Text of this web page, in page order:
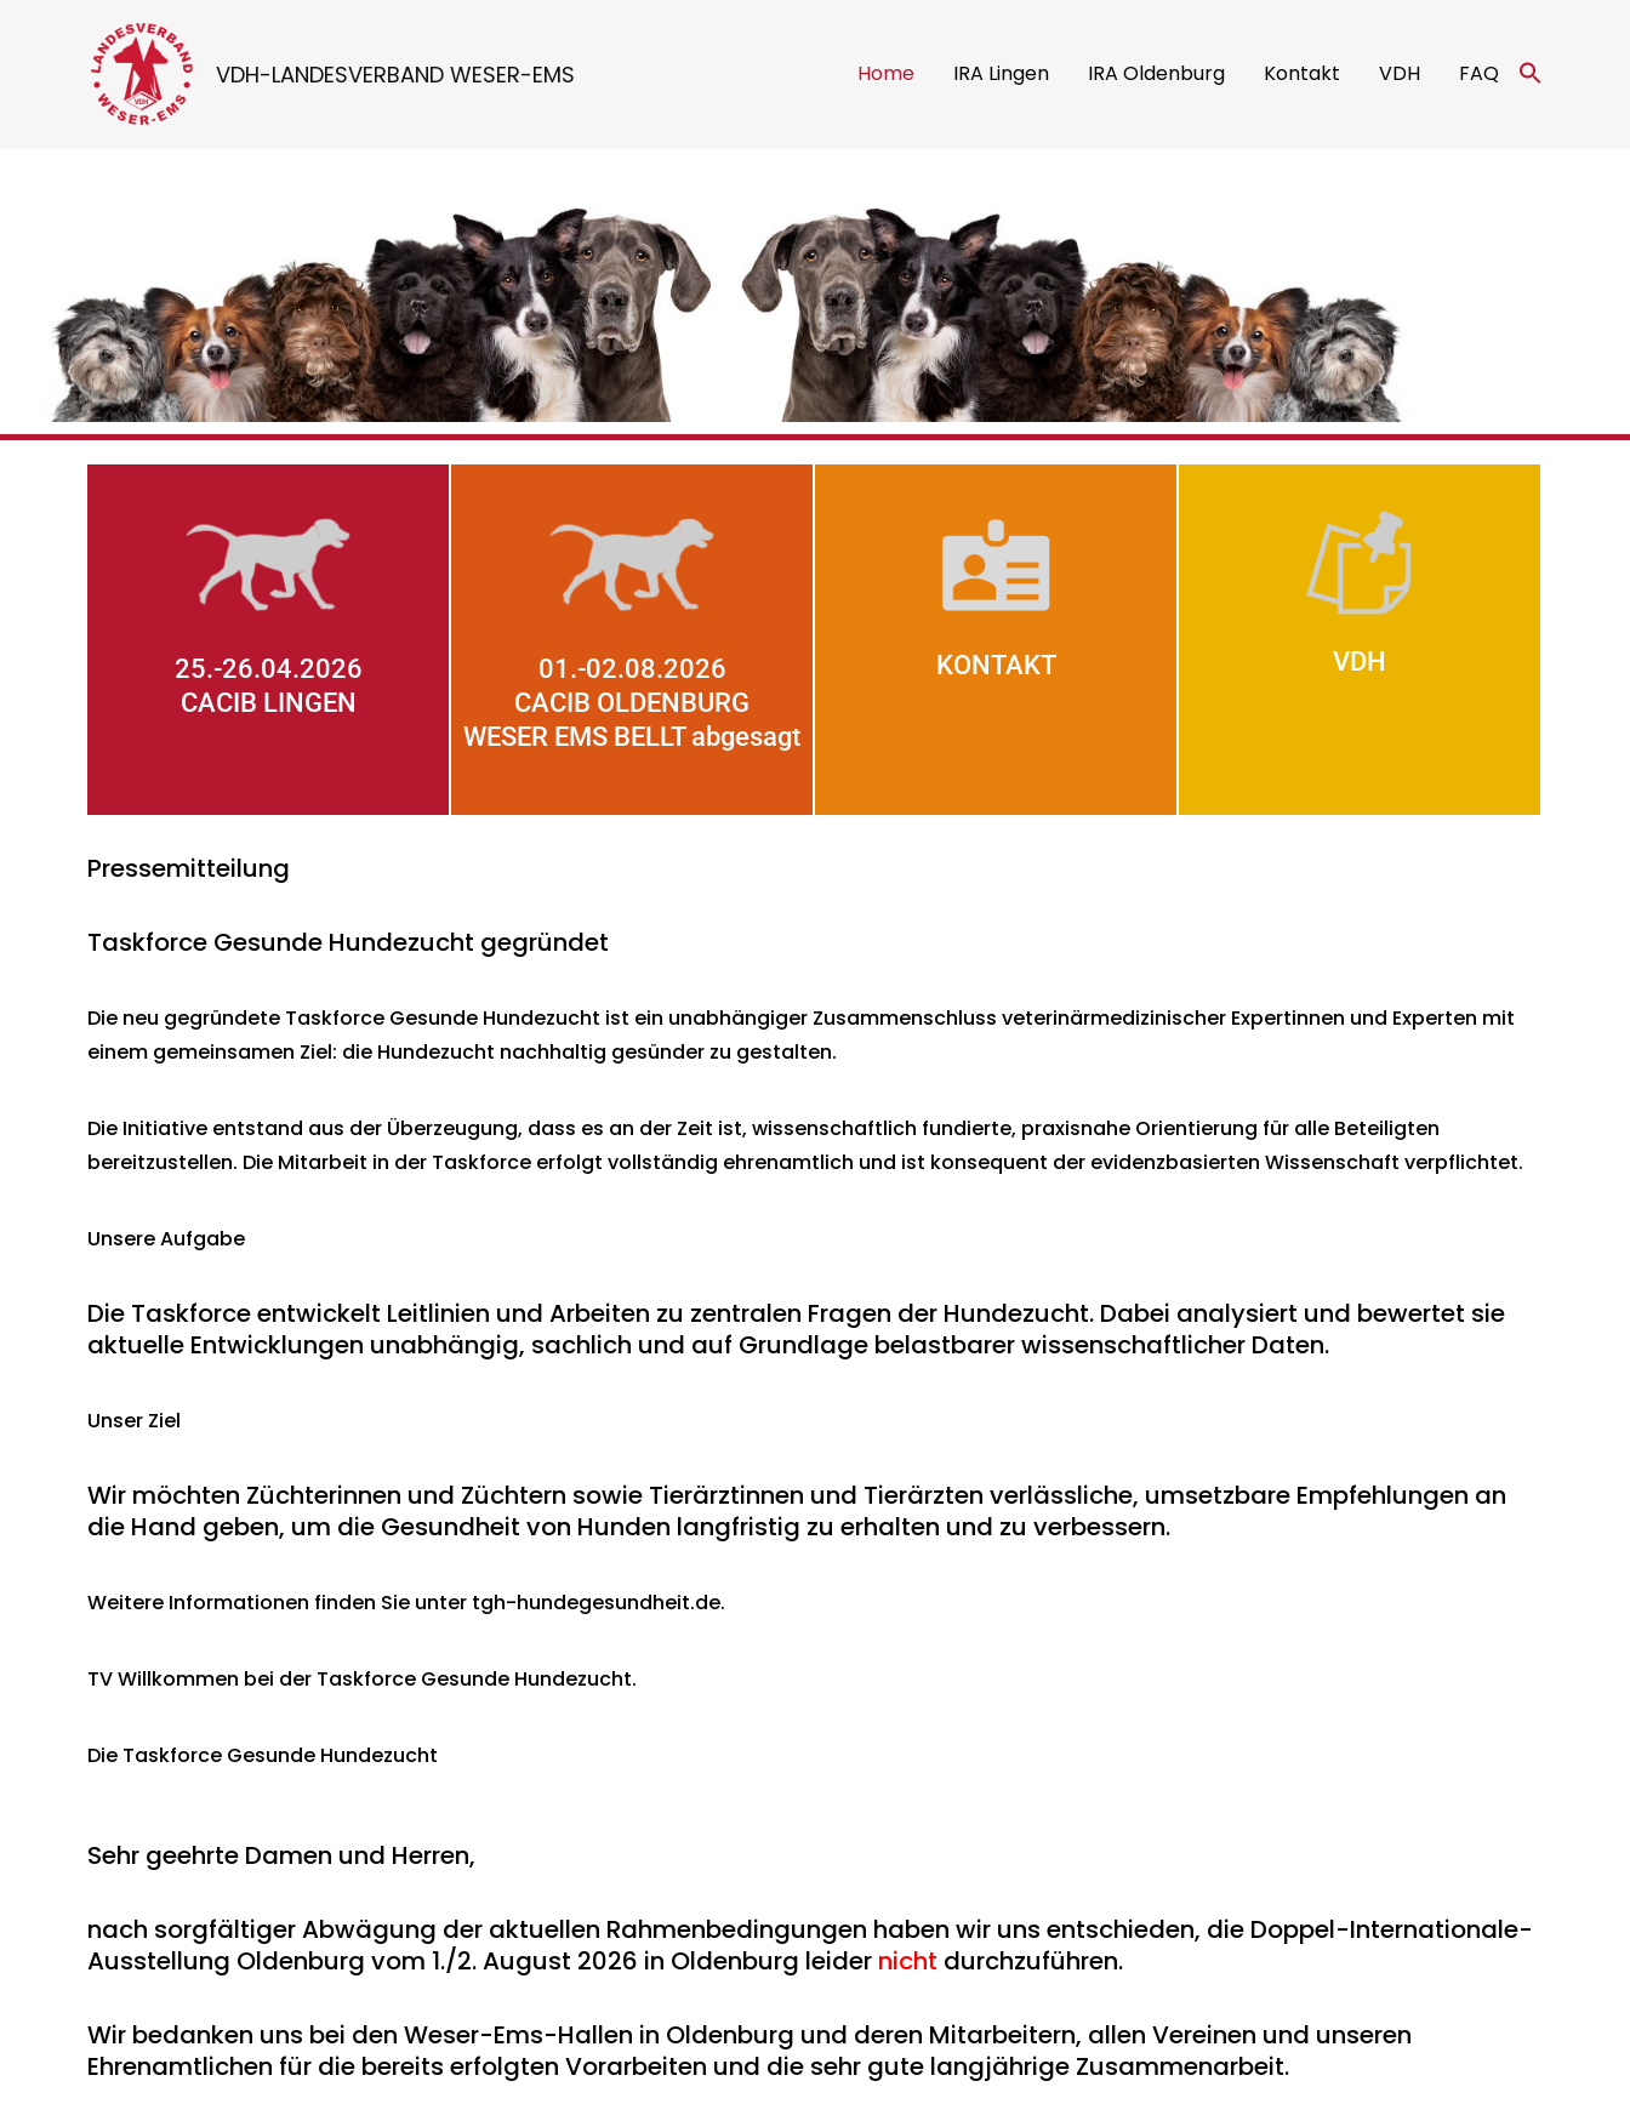
VDH-LANDESVERBAND WESER-EMS Home IRA Lingen IRA Oldenburg Kontakt VDH FAQ
25.-26.04.2026
CACIB LINGEN
01.-02.08.2026
CACIB OLDENBURG
WESER EMS BELLT abgesagt
KONTAKT VDH
Pressemitteilung
Taskforce Gesunde Hundezucht gegründet
Die neu gegründete Taskforce Gesunde Hundezucht ist ein unabhängiger Zusammenschluss veterinärmedizinischer Expertinnen und Experten mit
einem gemeinsamen Ziel: die Hundezucht nachhaltig gesünder zu gestalten.
Die Initiative entstand aus der Überzeugung, dass es an der Zeit ist, wissenschaftlich fundierte, praxisnahe Orientierung für alle Beteiligten
bereitzustellen. Die Mitarbeit in der Taskforce erfolgt vollständig ehrenamtlich und ist konsequent der evidenzbasierten Wissenschaft verpflichtet.
Unsere Aufgabe
Die Taskforce entwickelt Leitlinien und Arbeiten zu zentralen Fragen der Hundezucht. Dabei analysiert und bewertet sie
aktuelle Entwicklungen unabhängig, sachlich und auf Grundlage belastbarer wissenschaftlicher Daten.
Unser Ziel
Wir möchten Züchterinnen und Züchtern sowie Tierärztinnen und Tierärzten verlässliche, umsetzbare Empfehlungen an
die Hand geben, um die Gesundheit von Hunden langfristig zu erhalten und zu verbessern.
Weitere Informationen finden Sie unter tgh-hundegesundheit.de.
TV Willkommen bei der Taskforce Gesunde Hundezucht.
Die Taskforce Gesunde Hundezucht
Sehr geehrte Damen und Herren,
nach sorgfältiger Abwägung der aktuellen Rahmenbedingungen haben wir uns entschieden, die Doppel-Internationale-
Ausstellung Oldenburg vom 1./2. August 2026 in Oldenburg leider nicht durchzuführen.
Wir bedanken uns bei den Weser-Ems-Hallen in Oldenburg und deren Mitarbeitern, allen Vereinen und unseren
Ehrenamtlichen für die bereits erfolgten Vorarbeiten und die sehr gute langjährige Zusammenarbeit.